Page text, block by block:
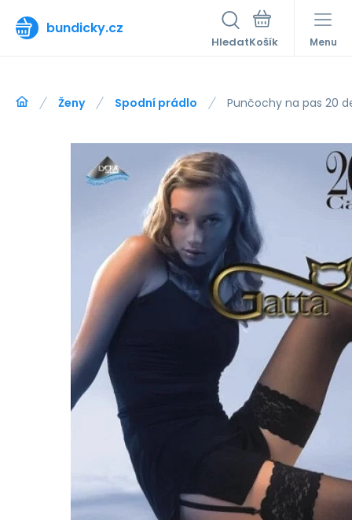
bundicky.cz
Hledat Menu
Ženy Spodní prádlo Punčochy na pas 20